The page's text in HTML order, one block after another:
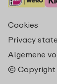
Cookies
Privacy
Algemene
© Copyright